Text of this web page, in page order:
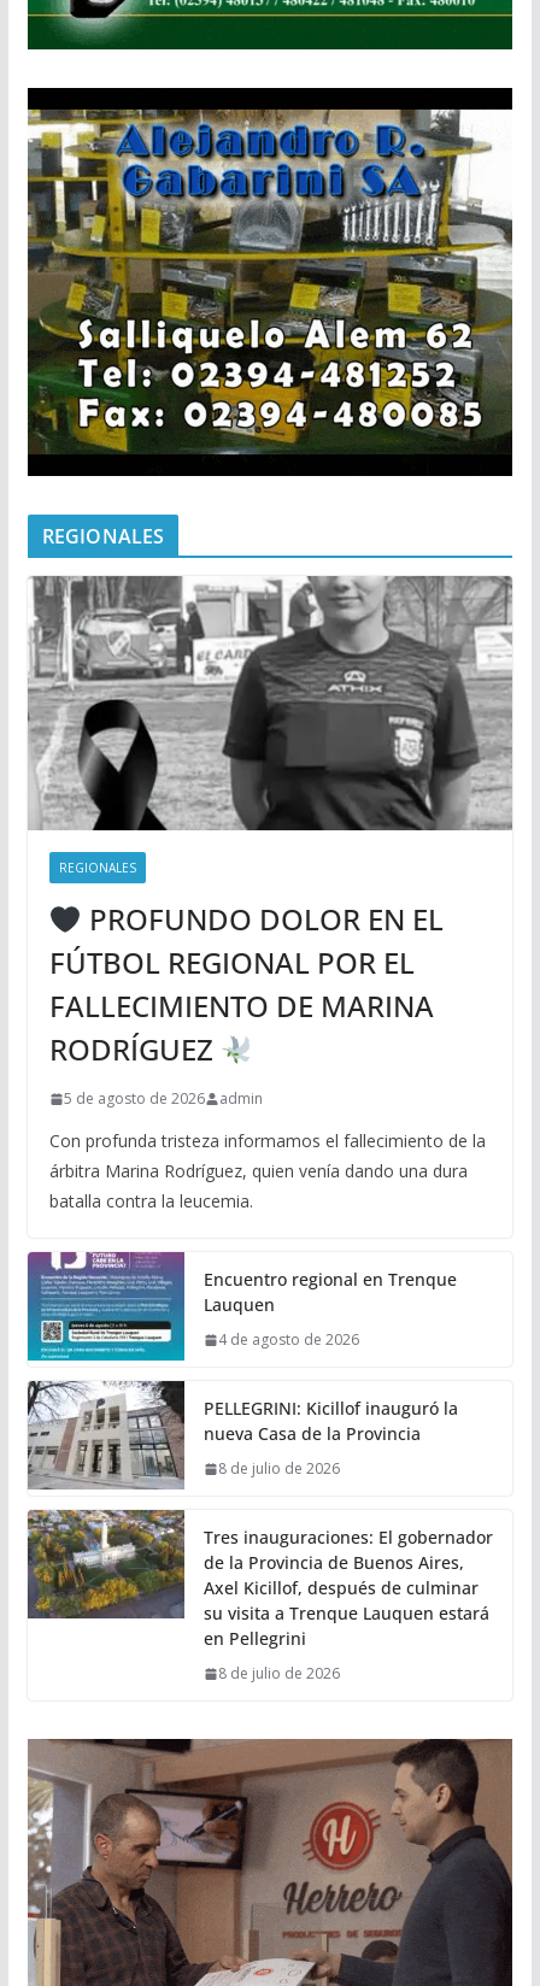
REGIONALES
REGIONALES
PROFUNDO DOLOR EN EL
FÚTBOL REGIONAL POR EL
FALLECIMIENTO DE MARINA
RODRÍGUEZ
5 de agosto de 2026 admin
Con profunda tristeza informamos el fallecimiento de la
árbitra Marina Rodríguez, quien venía dando una dura
batalla contra la leucemia.
Encuentro regional en Trenque
Lauquen
4 de agosto de 2026
PELLEGRINI: Kicillof inauguró la
nueva Casa de la Provincia
8 de julio de 2026
Tres inauguraciones: El gobernador
de la Provincia de Buenos Aires,
Axel Kicillof, después de culminar
su visita a Trenque Lauquen estará
en Pellegrini
8 de julio de 2026